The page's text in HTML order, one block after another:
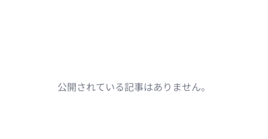
公開されている記事はありません。